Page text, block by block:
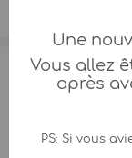
Une
Vous allez
après
PS: Si vous